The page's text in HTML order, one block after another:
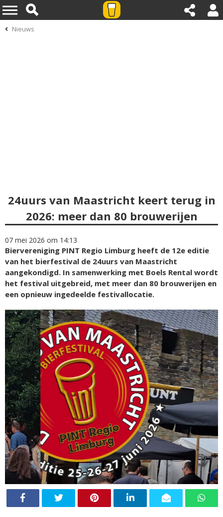
Nieuws
24uurs van Maastricht keert terug in
2026: meer dan 80 brouwerijen
07 mei 2026 om 14:13
Biervereniging PINT Regio Limburg heeft de 12e editie
van het bierfestival de 24uurs van Maastricht
aangekondigd. In samenwerking met Boels Rental wordt
het festival uitgebreid, met meer dan 80 brouwerijen en
een opnieuw ingedeelde festivallocatie.